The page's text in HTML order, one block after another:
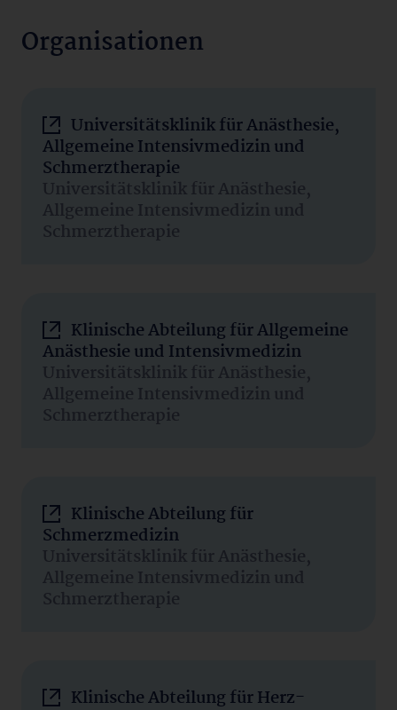
Organisationen
Universitätsklinik für Anästhesie,
Allgemeine Intensivmedizin und
Schmerztherapie
Universitätsklinik für Anästhesie,
Allgemeine Intensivmedizin und
Schmerztherapie
Klinische Abteilung für Allgemeine
Anästhesie und Intensivmedizin
Universitätsklinik für Anästhesie,
Allgemeine Intensivmedizin und
Schmerztherapie
Klinische Abteilung für
Schmerzmedizin
Universitätsklinik für Anästhesie,
Allgemeine Intensivmedizin und
Schmerztherapie
Klinische Abteilung für Herz-